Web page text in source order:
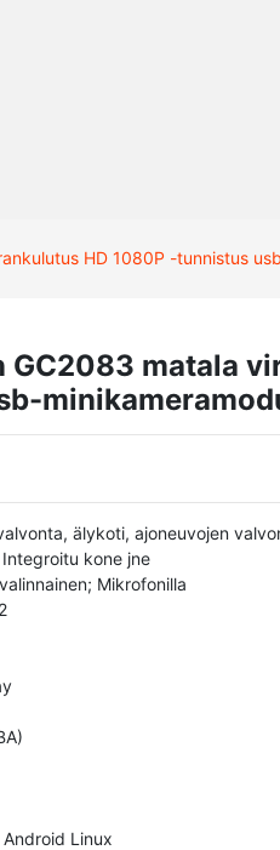
HD 1080P -tunnistus
GC2083 matala
älykoti, ajoneuvojen
kone jne
Mikrofonilla
Linux